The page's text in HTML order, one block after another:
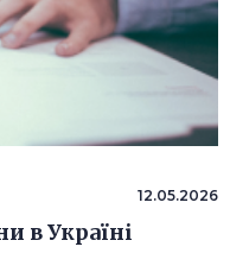
12.05.2026
в Україні